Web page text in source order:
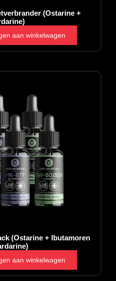
(Ostarine +
aan winkelwagen
(Ostarine + Ibutamoren
aan winkelwagen